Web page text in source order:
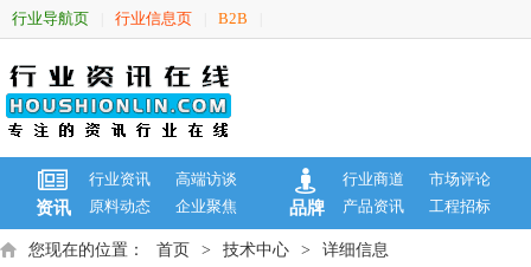
行业导航页 行业信息页 B2B
资讯
行业资讯
高端访谈
原料动态
企业聚焦 品牌
行业商道
市场评论
产品资讯
工程招标
您现在的位置： 首页 > 技术中心 > 详细信息